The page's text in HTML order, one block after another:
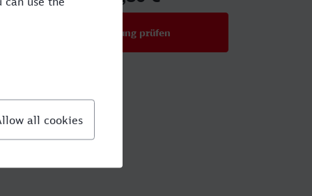
Verbindung prüfen